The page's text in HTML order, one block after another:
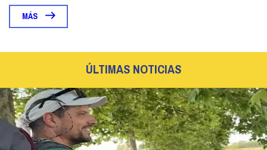
MÁS
ÚLTIMAS NOTICIAS